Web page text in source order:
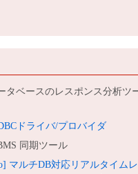
タベースのレスポンス分析ツ
ドライバ/プロバイダ
同期ツール
マルチDB対応リアルタイムレ